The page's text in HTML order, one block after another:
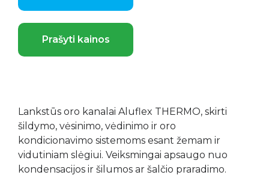
Prašyti kainos
Lankstūs oro kanalai Aluflex THERMO, skirti
šildymo, vėsinimo, vėdinimo ir oro
kondicionavimo sistemoms esant žemam ir
vidutiniam slėgiui. Veiksmingai apsaugo nuo
kondensacijos ir šilumos ar šalčio praradimo.